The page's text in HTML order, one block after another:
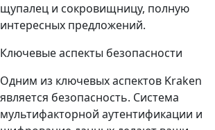
щупалец и сокровищницу, полную
интересных предложений.
Ключевые аспекты безопасности
Одним из ключевых аспектов Kraken
является безопасность. Система
мультифакторной аутентификации и